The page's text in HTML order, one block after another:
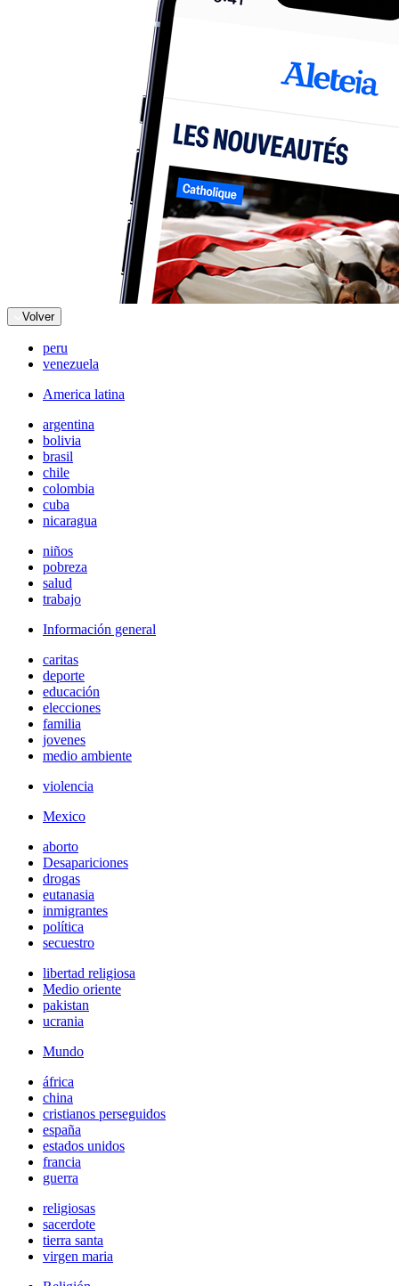
Volver
peru
venezuela
America latina
argentina
bolivia
brasil
chile
colombia
cuba
nicaragua
niños
pobreza
salud
trabajo
Información general
caritas
deporte
educación
elecciones
familia
jovenes
medio ambiente
violencia
Mexico
aborto
Desapariciones
drogas
eutanasia
inmigrantes
política
secuestro
libertad religiosa
Medio oriente
pakistan
ucrania
Mundo
áfrica
china
cristianos perseguidos
españa
estados unidos
francia
guerra
religiosas
sacerdote
tierra santa
virgen maria